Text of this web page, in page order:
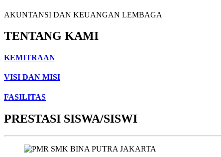
AKUNTANSI DAN KEUANGAN LEMBAGA
TENTANG KAMI
KEMITRAAN
VISI DAN MISI
FASILITAS
PRESTASI SISWA/SISWI